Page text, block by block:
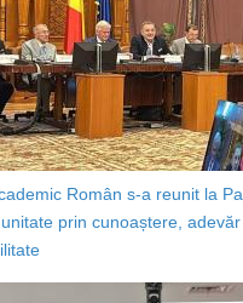
Român s-a reunit la
prin cunoaștere,